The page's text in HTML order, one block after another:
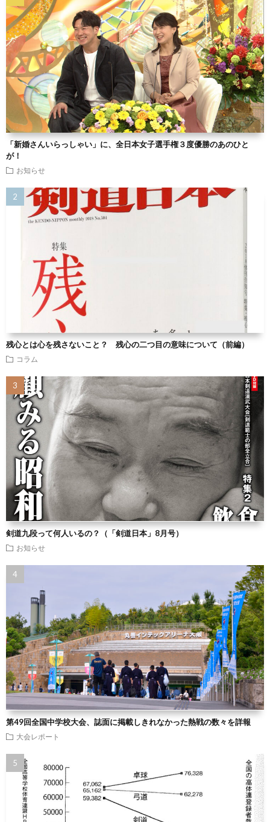
「新婚さんいらっしゃい」に、全日本女子選手権３度優勝のあのひと
が！
お知らせ
残心とは心を残さないこと？ 残心の二つ目の意味について（前編）
コラム
剣道九段って何人いるの？（「剣道日本」8月号）
お知らせ
第49回全国中学校大会、誌面に掲載しきれなかった熱戦の数々を詳報
大会レポート